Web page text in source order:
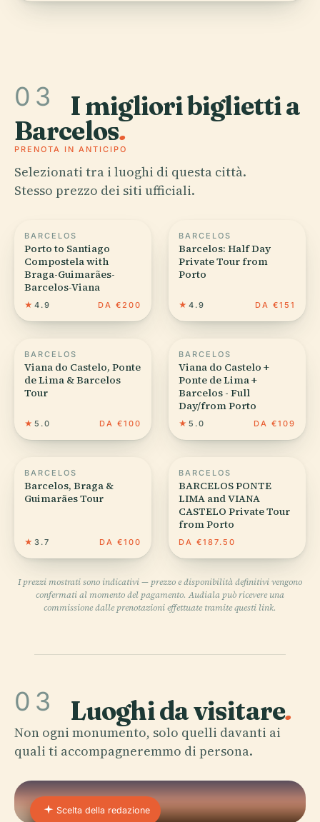
03 I migliori biglietti a
Barcelos.
PRENOTA IN ANTICIPO
Selezionati tra i luoghi di questa città.
Stesso prezzo dei siti ufficiali.
BARCELOS
Porto to Santiago
Compostela with
Braga-Guimarães-
Barcelos-Viana
★ 4.9 DA €200
BARCELOS
Barcelos: Half Day
Private Tour from
Porto
★ 4.9 DA €151
BARCELOS
Viana do Castelo, Ponte
de Lima & Barcelos
Tour
★ 5.0 DA €100
BARCELOS
Viana do Castelo +
Ponte de Lima +
Barcelos - Full
Day/from Porto
★ 5.0 DA €109
BARCELOS
Barcelos, Braga &
Guimarães Tour
★ 3.7 DA €100
BARCELOS
BARCELOS PONTE
LIMA and VIANA
CASTELO Private Tour
from Porto
DA €187.50
I prezzi mostrati sono indicativi — prezzo e disponibilità definitivi vengono
confermati al momento del pagamento. Audiala può ricevere una
commissione dalle prenotazioni effettuate tramite questi link.
03 Luoghi da visitare.
Non ogni monumento, solo quelli davanti ai
quali ti accompagneremmo di persona.
Scelta della redazione